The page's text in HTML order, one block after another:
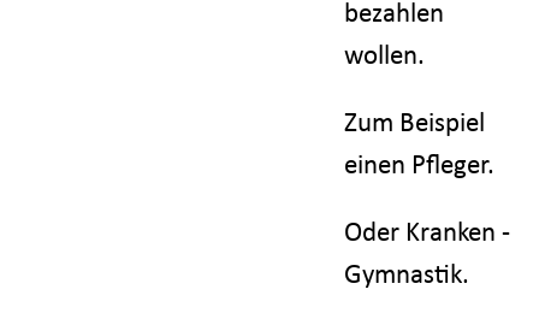
bezahlen
wollen.
Zum Beispiel
einen Pfleger.
Oder Kranken -
Gymnastik.